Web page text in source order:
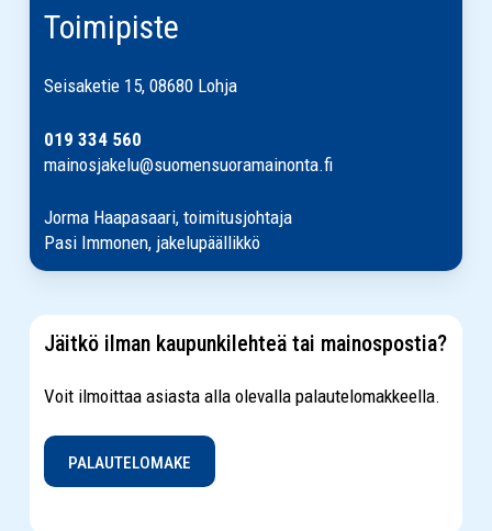
Toimipiste
Seisaketie 15, 08680 Lohja
019 334 560
mainosjakelu@suomensuoramainonta.fi
Jorma Haapasaari, toimitusjohtaja
Pasi Immonen, jakelupäällikkö
Jäitkö ilman kaupunkilehteä tai mainospostia?
Voit ilmoittaa asiasta alla olevalla palautelomakkeella.
PALAUTELOMAKE